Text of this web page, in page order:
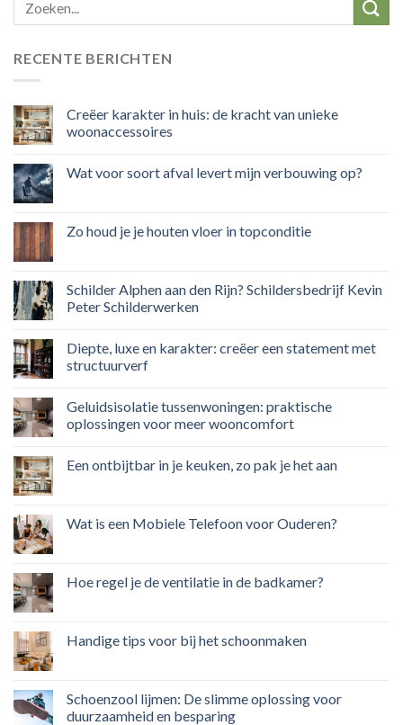
RECENTE BERICHTEN
Creëer karakter in huis: de kracht van unieke
woonaccessoires
Wat voor soort afval levert mijn verbouwing op?
Zo houd je je houten vloer in topconditie
Schilder Alphen aan den Rijn? Schildersbedrijf Kevin
Peter Schilderwerken
Diepte, luxe en karakter: creëer een statement met
structuurverf
Geluidsisolatie tussenwoningen: praktische
oplossingen voor meer wooncomfort
Een ontbijtbar in je keuken, zo pak je het aan
Wat is een Mobiele Telefoon voor Ouderen?
Hoe regel je de ventilatie in de badkamer?
Handige tips voor bij het schoonmaken
Schoenzool lijmen: De slimme oplossing voor
duurzaamheid en besparing